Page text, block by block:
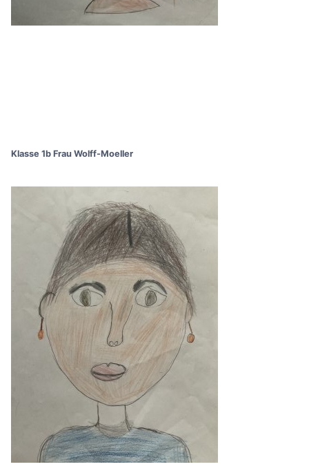
Klasse 1b Frau Wolff-Moeller